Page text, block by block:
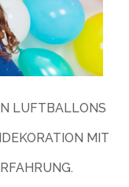
LUFTBALLONS
MIT